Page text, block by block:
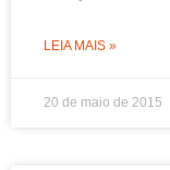
LEIA MAIS »
20 de maio de 2015